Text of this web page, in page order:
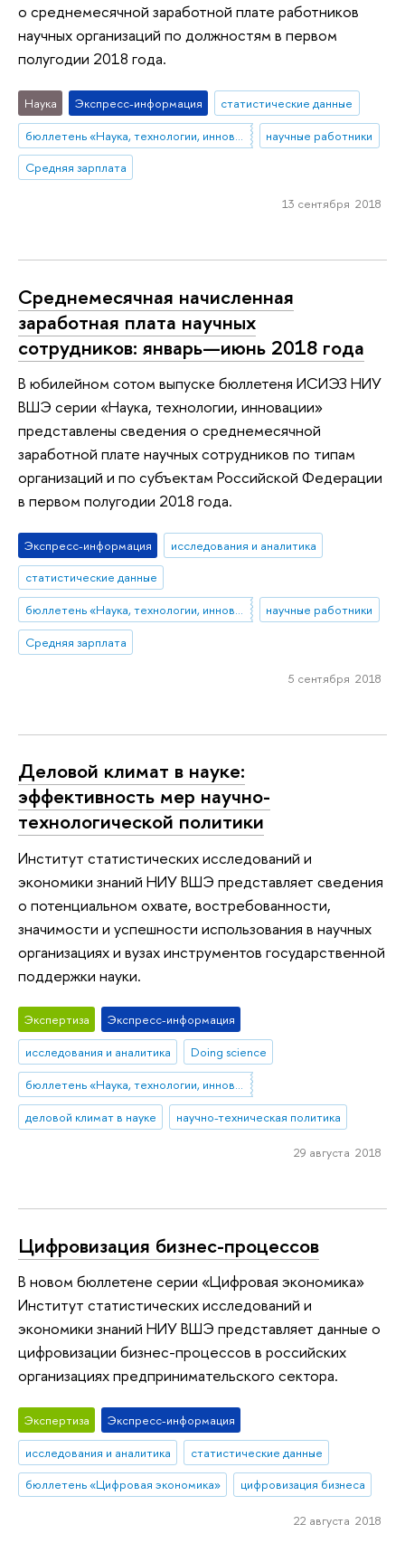
о среднемесячной заработной плате работников
научных организаций по должностям в первом
полугодии 2018 года.
Наука Экспресс-информация
статистические данные
бюллетень «Наука, технологии, инновации»
научные работники
Средняя зарплата
13 сентября 2018
Среднемесячная начисленная
заработная плата научных
сотрудников: январь—июнь 2018 года
В юбилейном сотом выпуске бюллетеня ИСИЭЗ НИУ
ВШЭ серии «Наука, технологии, инновации»
представлены сведения о среднемесячной
заработной плате научных сотрудников по типам
организаций и по субъектам Российской Федерации
в первом полугодии 2018 года.
Экспресс-информация
исследования и аналитика
статистические данные
бюллетень «Наука, технологии, инновации»
научные работники
Средняя зарплата
5 сентября 2018
Деловой климат в науке:
эффективность мер научно-
технологической политики
Институт статистических исследований и
экономики знаний НИУ ВШЭ представляет сведения
о потенциальном охвате, востребованности,
значимости и успешности использования в научных
организациях и вузах инструментов государственной
поддержки науки.
Экспертиза
Экспресс-информация
исследования и аналитика
Doing science
бюллетень «Наука, технологии, инновации»
деловой климат в науке
научно-техническая политика
29 августа 2018
Цифровизация бизнес-процессов
В новом бюллетене серии «Цифровая экономика»
Институт статистических исследований и
экономики знаний НИУ ВШЭ представляет данные о
цифровизации бизнес-процессов в российских
организациях предпринимательского сектора.
Экспертиза
Экспресс-информация
исследования и аналитика
статистические данные
бюллетень «Цифровая экономика»
цифровизация бизнеса
22 августа 2018